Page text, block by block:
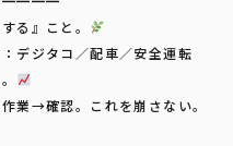
る』こと。
デジタコ／配車／安全運転
業→確認。これを崩さない。